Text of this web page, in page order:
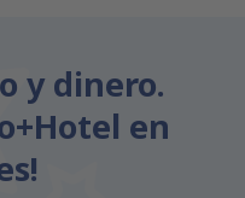
y dinero.
en